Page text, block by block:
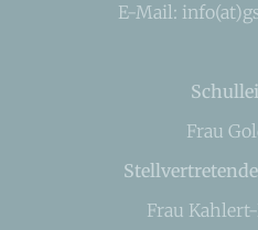
E-Mail:
Frau
Frau